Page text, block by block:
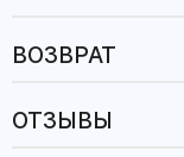
ВОЗВРАТ
ОТЗЫВЫ